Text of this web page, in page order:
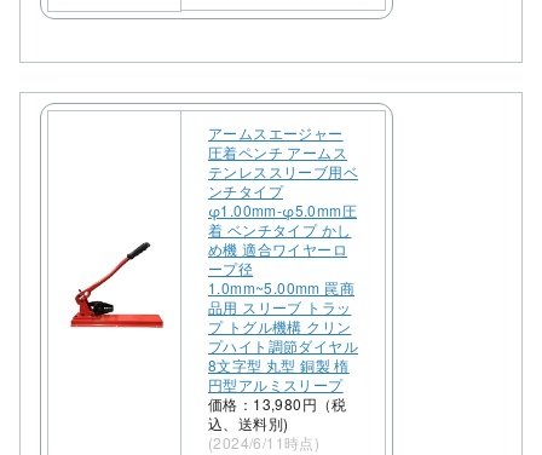
アームスエージャー
圧着ペンチ アームス
テンレススリーブ用ベ
ンチタイプ
φ1.00mm-φ5.0mm圧
着 ベンチタイプ かし
め機 適合ワイヤーロ
ープ径
1.0mm~5.00mm 罠商
品用 スリーブ トラッ
プ トグル機構 クリン
プハイト調節ダイヤル
8文字型 丸型 銅製 楕
円型アルミスリープ
価格：13,980円（税
込、送料別)
(2024/6/11時点)